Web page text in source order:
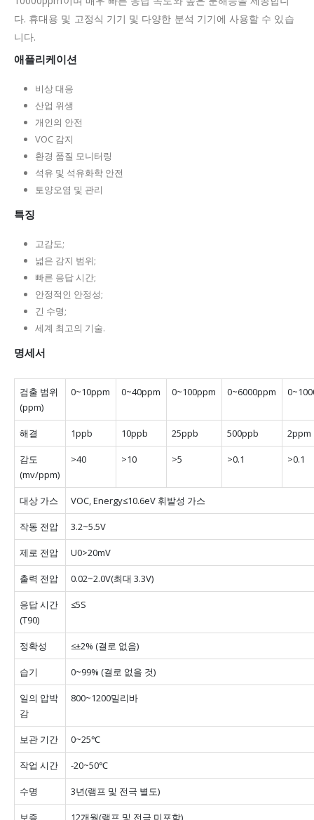
다. 휴대용 및 고정식 기기 및 다양한 분석 기기에 사용할 수 있습
니다.
애플리케이션
비상 대응
산업 위생
개인의 안전
VOC 감지
환경 품질 모니터링
석유 및 석유화학 안전
토양오염 및 관리
특징
고감도;
넓은 감지 범위;
빠른 응답 시간;
안정적인 안정성;
긴 수명;
세계 최고의 기술.
명세서
검출 범위
(ppm)
0~10ppm 0~40ppm 0~100ppm 0~6000ppm
해결 1ppb 10ppb 25ppb 500ppb 2ppm
감도
(mv/ppm)
>40 >10 >5 >0.1 >0.1
대상 가스 VOC, Energy≤10.6eV 휘발성 가스
작동 전압 3.2~5.5V
제로 전압 U0>20mV
출력 전압 0.02~2.0V(최대 3.3V)
응답 시간
(T90)
≤5S
정확성 ≤±2% (결로 없음)
습기 0~99% (결로 없을 것)
일의 압박
감
800~1200밀리바
보관 기간 0~25℃
작업 시간 -20~50℃
수명 3년(램프 및 전극 별도)
보증 12개월(램프 및 전극 미포함)